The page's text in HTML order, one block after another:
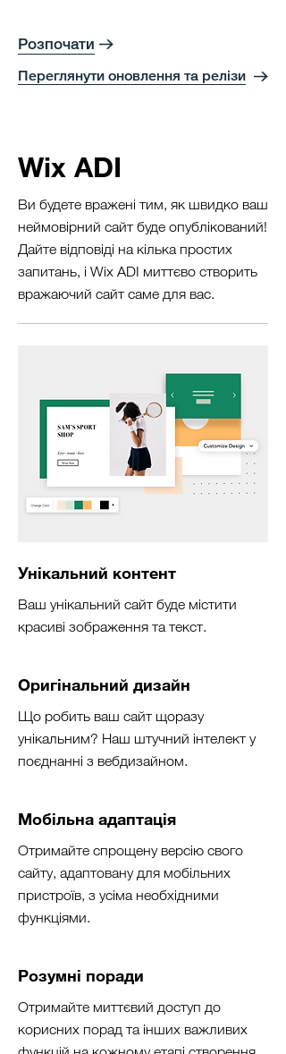
Розпочати
Переглянути оновлення та релізи
Wix ADI
Ви будете вражені тим, як швидко ваш
неймовірний сайт буде опублікований!
Дайте відповіді на кілька простих
запитань, і Wix ADI миттєво створить
вражаючий сайт саме для вас.
Ваш унікальний сайт буде містити
красиві зображення та текст.
Унікальний контент
Що робить ваш сайт щоразу
унікальним? Наш штучний інтелект у
поєднанні з вебдизайном.
Оригінальний дизайн
Отримайте спрощену версію свого
сайту, адаптовану для мобільних
пристроїв, з усіма необхідними
функціями.
Мобільна адаптація
Отримайте миттєвий доступ до
корисних порад та інших важливих
Розумні поради